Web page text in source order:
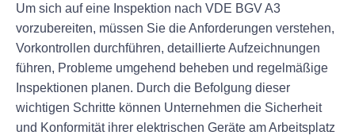
Um sich auf eine Inspektion nach VDE BGV A3
vorzubereiten, müssen Sie die Anforderungen verstehen,
Vorkontrollen durchführen, detaillierte Aufzeichnungen
führen, Probleme umgehend beheben und regelmäßige
Inspektionen planen. Durch die Befolgung dieser
wichtigen Schritte können Unternehmen die Sicherheit
und Konformität ihrer elektrischen Geräte am Arbeitsplatz